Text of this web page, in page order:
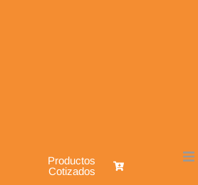
Productos
Cotizados